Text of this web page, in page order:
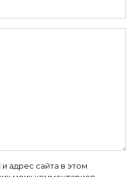
адрес сайта в этом